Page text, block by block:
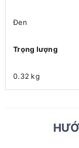
Đen
Trọng lượng
0.32 kg